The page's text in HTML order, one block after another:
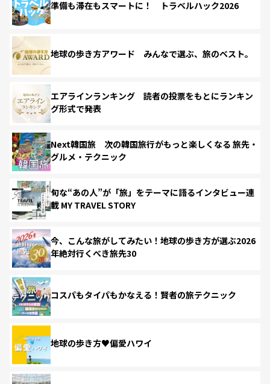
準備も滞在もスマートに！ トラベルハック2026
地球の歩き方アワード みんなで選ぶ、旅のベスト。
エアラインランキング 読者の投票をもとにランキン
グ形式で発表
Next韓国旅 次の韓国旅行がもっと楽しくなる 旅先・
グルメ・テクニック
旬な“あの人”が「旅」をテーマに語るインタビュー連
載 MY TRAVEL STORY
今、こんな旅がしてみたい！地球の歩き方が選ぶ2026
年絶対行くべき旅先30
コスパもタイパもかなえる！賢者の旅テクニック
地球の歩き方♥偏愛ハワイ